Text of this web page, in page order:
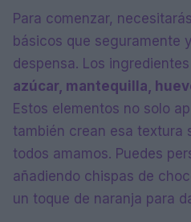
Para comenzar,
básicos que seguramente
despensa. Los
azúcar, mantequilla,
Estos elementos no solo
también crean esa textura
todos amamos. Puedes
añadiendo chispas de
un toque de naranja para